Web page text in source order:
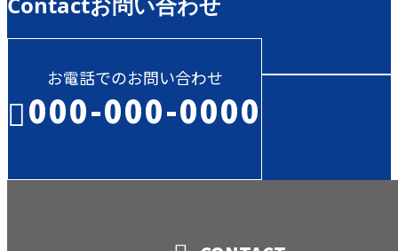
お電話でのお問い合わせ
000-000-0000